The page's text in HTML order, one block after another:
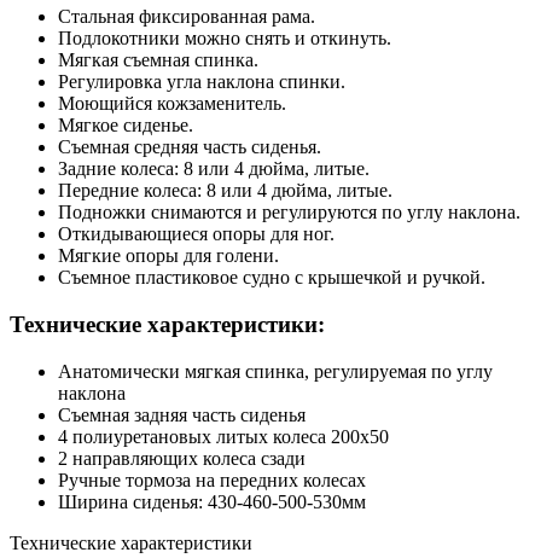
Стальная фиксированная рама.
Подлокотники можно снять и откинуть.
Мягкая съемная спинка.
Регулировка угла наклона спинки.
Моющийся кожзаменитель.
Мягкое сиденье.
Съемная средняя часть сиденья.
Задние колеса: 8 или 4 дюйма, литые.
Передние колеса: 8 или 4 дюйма, литые.
Подножки снимаются и регулируются по углу наклона.
Откидывающиеся опоры для ног.
Мягкие опоры для голени.
Съемное пластиковое судно с крышечкой и ручкой.
Технические характеристики:
Анатомически мягкая спинка, регулируемая по углу
наклона
Съемная задняя часть сиденья
4 полиуретановых литых колеса 200х50
2 направляющих колеса сзади
Ручные тормоза на передних колесах
Ширина сиденья: 430-460-500-530мм
Технические характеристики